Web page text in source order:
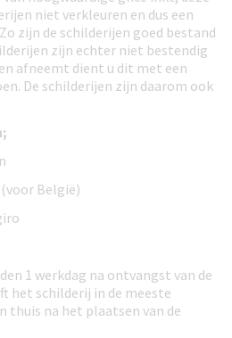
niet verkleuren en dus een
zijn de schilderijen goed bestand
zijn echter niet bestendig
afneemt dient u dit met een
De schilderijen zijn daarom ook
België)
1 werkdag na ontvangst van de
het schilderij in de meeste
thuis na het plaatsen van de